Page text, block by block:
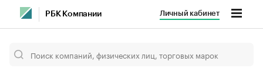
РБК Компании Личный кабинет